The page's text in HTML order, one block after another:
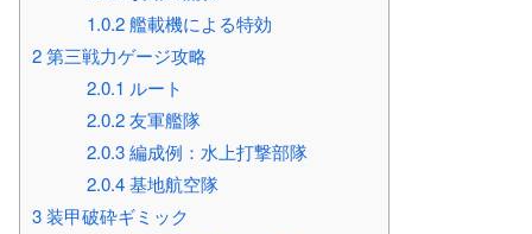
1.0.2艦載機による特効
2第三戦力ゲージ攻略
2.0.1 ルート
2.0.2友軍艦隊
2.0.3編成例：水上打撃部隊
2.0.4基地航空隊
3装甲破砕ギミック